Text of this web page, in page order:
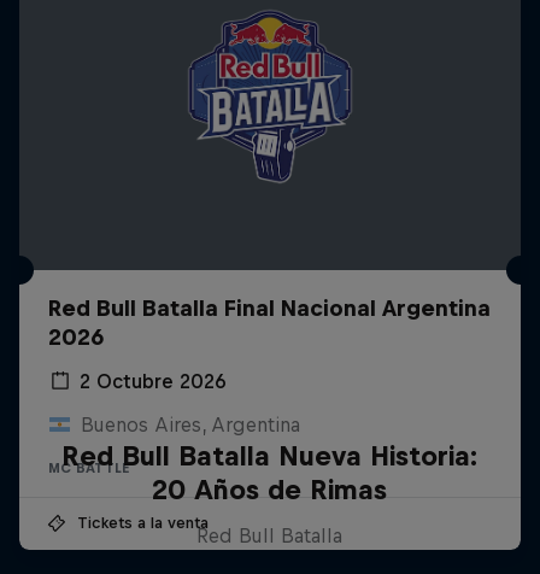
Red Bull Batalla Final Nacional Argentina
2026
2 Octubre 2026
Buenos Aires, Argentina
MC BATTLE
Tickets a la venta
Red Bull Batalla Nueva Historia:
20 Años de Rimas
Red Bull Batalla